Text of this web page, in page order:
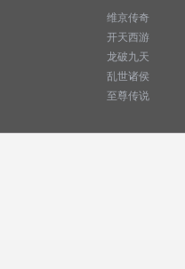
维京传奇
开天西游
龙破九天
乱世诸侯
至尊传说